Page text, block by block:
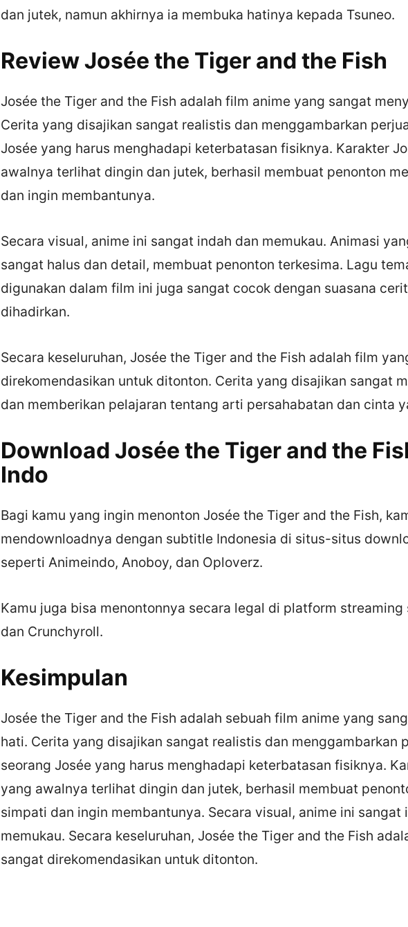
dan jutek, namun akhirnya ia membuka hatinya kepada Tsuneo.
Review Josée the Tiger and the Fish
Josée the Tiger and the Fish adalah film anime yang sangat
Cerita yang disajikan sangat realistis dan menggambarkan
Josée yang harus menghadapi keterbatasan fisiknya. Karakter
awalnya terlihat dingin dan jutek, berhasil membuat penonton
dan ingin membantunya.
Secara visual, anime ini sangat indah dan memukau. Animasi
sangat halus dan detail, membuat penonton terkesima. Lagu
digunakan dalam film ini juga sangat cocok dengan suasana
dihadirkan.
Secara keseluruhan, Josée the Tiger and the Fish adalah film
direkomendasikan untuk ditonton. Cerita yang disajikan sangat
dan memberikan pelajaran tentang arti persahabatan dan cinta
Download Josée the Tiger and the
Indo
Bagi kamu yang ingin menonton Josée the Tiger and the Fish,
mendownloadnya dengan subtitle Indonesia di situs-situs
seperti Animeindo, Anoboy, dan Oploverz.
Kamu juga bisa menontonnya secara legal di platform
dan Crunchyroll.
Kesimpulan
Josée the Tiger and the Fish adalah sebuah film anime yang
hati. Cerita yang disajikan sangat realistis dan menggambarkan
seorang Josée yang harus menghadapi keterbatasan fisiknya.
yang awalnya terlihat dingin dan jutek, berhasil membuat
simpati dan ingin membantunya. Secara visual, anime ini sangat
memukau. Secara keseluruhan, Josée the Tiger and the Fish
sangat direkomendasikan untuk ditonton.